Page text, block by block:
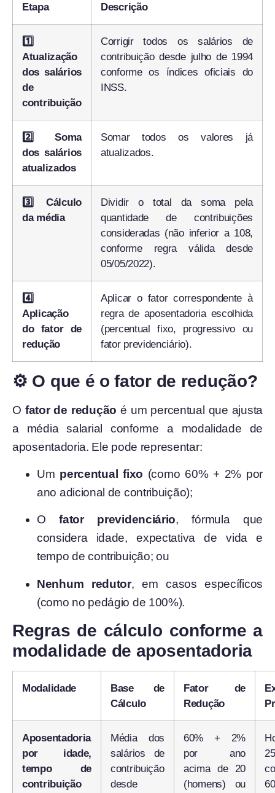
Etapa Descrição
1️⃣
Atualização
dos salários
de
contribuição
Corrigir todos os salários de
contribuição desde julho de 1994
conforme os índices oficiais do
INSS.
2️⃣ Soma
dos salários
atualizados
Somar todos os valores já
atualizados.
3️⃣ Cálculo
da média
Dividir o total da soma pela
quantidade de contribuições
consideradas (não inferior a 108,
conforme regra válida desde
05/05/2022).
4️⃣
Aplicação
do fator de
redução
Aplicar o fator correspondente à
regra de aposentadoria escolhida
(percentual fixo, progressivo ou
fator previdenciário).
⚙️ O que é o fator de redução?
O fator de redução é um percentual que ajusta
a média salarial conforme a modalidade de
aposentadoria. Ele pode representar:
Um percentual fixo (como 60% + 2% por
ano adicional de contribuição);
Ofator previdenciário, fórmula que
considera idade, expectativa de vida e
tempo de contribuição; ou
Nenhum redutor, em casos específicos
(como no pedágio de 100%).
Regras de cálculo conforme a
modalidade de aposentadoria
Modalidade
Base de
Cálculo
Fator de
Redução
Aposentadoria
por idade,
tempo de
contribuição
Média dos
salários de
contribuição
desde
60% + 2%
por ano
acima de 20
(homens) ou